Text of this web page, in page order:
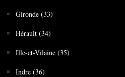
Gironde (33)
Hérault (34)
Ille-et-Vilaine (35)
Indre (36)